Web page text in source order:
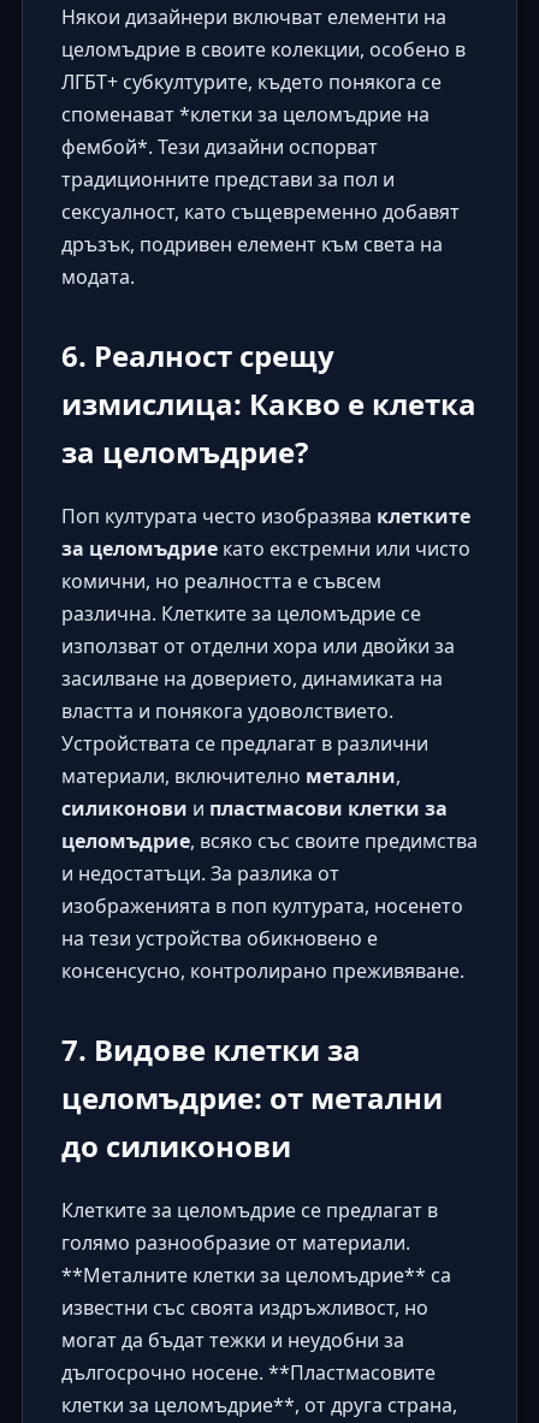
Някои дизайнери включват елементи на
целомъдрие в своите колекции, особено в
ЛГБТ+ субкултурите, където понякога се
споменават *клетки за целомъдрие на
фембой*. Тези дизайни оспорват
традиционните представи за пол и
сексуалност, като същевременно добавят
дръзък, подривен елемент към света на
модата.
6. Реалност срещу
измислица: Какво е клетка
за целомъдрие?
Поп културата често изобразява клетките
за целомъдриекато екстремни или чисто
комични, но реалността е съвсем
различна. Клетките за целомъдриесе
използват от отделни хора или двойки за
засилване на доверието, динамиката на
властта и понякога удоволствието.
Устройствата се предлагат в различни
материали, включително метални,
силиконови и пластмасови клетки за
целомъдрие, всяко със своите предимства
и недостатъци. За разлика от
изображенията в поп културата, носенето
на тези устройства обикновено е
консенсусно, контролирано преживяване.
7. Видове клетки за
целомъдрие: от метални
до силиконови
Клетките за целомъдрие се предлагат в
голямо разнообразие от материали.
**Металните клетки за целомъдрие** са
известни със своята издръжливост, но
могат да бъдат тежки и неудобни за
дългосрочно носене. **Пластмасовите
клетки за целомъдрие**, от друга страна,